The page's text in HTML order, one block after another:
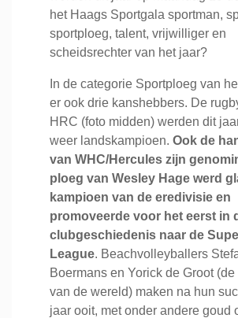
het Haags Sportgala sportman,
sportploeg, talent, vrijwilliger en
scheidsrechter van het jaar?
In de categorie Sportploeg van
er ook drie kanshebbers. De
HRC (foto midden) werden dit
weer landskampioen. Ook de
van WHC/Hercules zijn
ploeg van Wesley Hage werd
kampioen van de eredivisie en
promoveerde voor het eerst in
clubgeschiedenis naar de
League. Beachvolleyballers
Boermans en Yorick de Groot (de
van de wereld) maken na hun
jaar ooit, met onder andere goud